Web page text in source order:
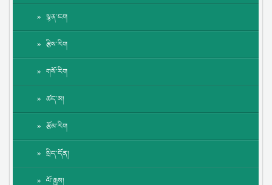
སྙན་ངག
རྩིས་རིག
གསོ་རིག
ཚད་མ།
རྩོམ་རིག
སྲིད་དོན།
ལོ་རྒྱུས།